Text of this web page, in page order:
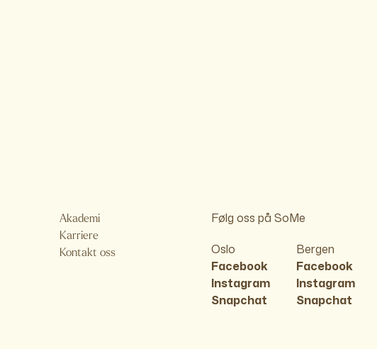
Akademi
Karriere
Kontakt oss
Følg oss på SoMe
Oslo
Facebook
Instagram
Snapchat
Bergen
Facebook
Instagram
Snapchat